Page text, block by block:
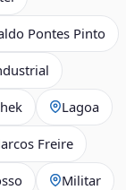
Pontes Pinto
Lagoa
Freire
Militar